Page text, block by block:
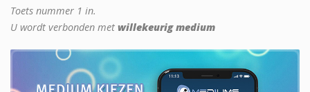
Toets nummer 1 in.
U wordt verbonden met willekeurig medium